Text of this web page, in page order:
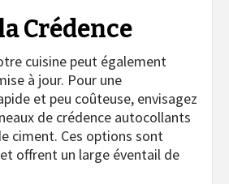
Crédence
cuisine peut également
à jour. Pour une
et peu coûteuse, envisagez
de crédence autocollants
ciment. Ces options sont
offrent un large éventail de